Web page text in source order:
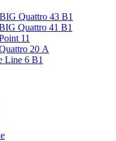
Quattro 43 В1
Quattro 41 B1
11
20 А
Line 6 B1